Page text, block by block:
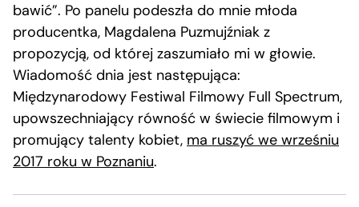
bawić”. Po panelu podeszła do mnie młoda
producentka, Magdalena Puzmujźniak z
propozycją, od której zaszumiało mi w głowie.
Wiadomość dnia jest następująca:
Międzynarodowy Festiwal Filmowy Full Spectrum,
upowszechniający równość w świecie filmowym i
promujący talenty kobiet, ma ruszyć we wrześniu
2017 roku w Poznaniu.